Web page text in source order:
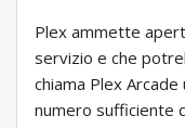
Plex ammette
servizio e che
chiama Plex
numero sufficiente